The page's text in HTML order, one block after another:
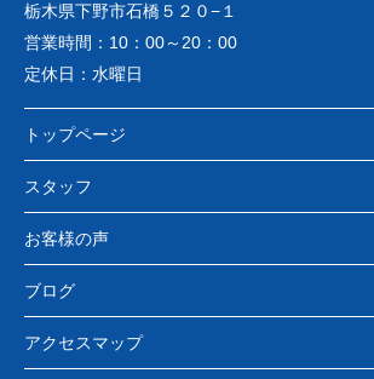
栃木県下野市石橋５２０−１
営業時間： 10：00～20：00
定休日： 水曜日
トップページ
スタッフ
お客様の声
ブログ
アクセスマップ